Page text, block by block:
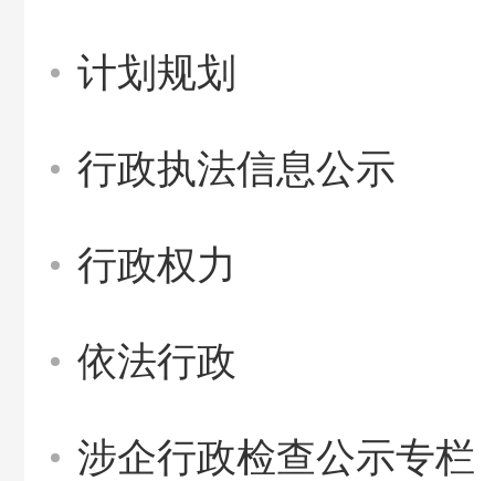
计划规划
行政执法信息公示
行政权力
依法行政
涉企行政检查公示专栏